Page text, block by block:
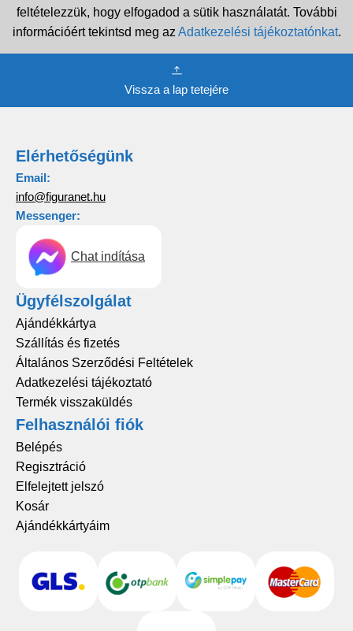
feltételezzük, hogy elfogadod a sütik használatát. További
információért tekintsd meg az Adatkezelési tájékoztatónkat.
Vissza a lap tetejére
Elérhetőségünk
Email:
info@figuranet.hu
Messenger:
Chat indítása
Ügyfélszolgálat
Ajándékkártya
Szállítás és fizetés
Általános Szerződési Feltételek
Adatkezelési tájékoztató
Termék visszaküldés
Felhasználói fiók
Belépés
Regisztráció
Elfelejtett jelszó
Kosár
Ajándékkártyáim